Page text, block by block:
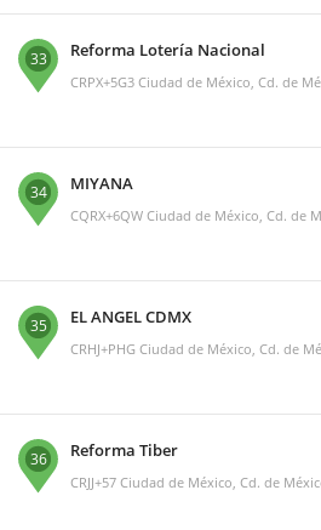
33 Reforma Lotería Nacional
CRPX+5G3 Ciudad de México, Cd. de
34 MIYANA
CQRX+6QW Ciudad de México, Cd. de
35 EL ANGEL CDMX
CRHJ+PHG Ciudad de México, Cd. de
36 Reforma Tiber
CRJJ+57 Ciudad de México, Cd. de